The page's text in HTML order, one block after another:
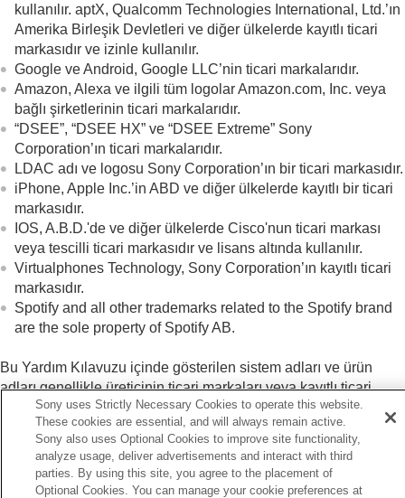
kullanılır. aptX, Qualcomm Technologies International, Ltd.’ın
Amerika Birleşik Devletleri ve diğer ülkelerde kayıtlı ticari
markasıdır ve izinle kullanılır.
Google veAndroid, Google LLC’nin ticari markalarıdır.
Amazon, Alexa ve ilgili tüm logolarAmazon.com, Inc. veya
bağlı şirketlerinin ticari markalarıdır.
“DSEE”, “DSEE HX” ve “DSEE Extreme” Sony
Corporation’ın ticari markalarıdır.
LDAC adı ve logosu Sony Corporation’ın bir ticari markasıdır.
iPhone, Apple Inc.’in ABD ve diğer ülkelerde kayıtlı bir ticari
markasıdır.
IOS, A.B.D.'de ve diğer ülkelerde Cisco'nun ticari markası
veya tescilli ticari markasıdır ve lisans altında kullanılır.
Virtualphones Technology, Sony Corporation’ın kayıtlı ticari
markasıdır.
Spotify and all other trademarks related to the Spotify brand
are the sole property of Spotify AB.
Bu Yardım Kılavuzu içinde gösterilen sistem adları ve ürün
adları genellikle üreticinin ticari markaları veya kayıtlı ticari
markalarıdır. ® ve ™ işaretleri bu Yardım Kılavuzu içinde
atılmıştır.
Sony uses Strictly Necessary Cookies to operate this website.
These cookies are essential, and will always remain active.
Sony also uses Optional Cookies to improve site functionality,
analyze usage, deliver advertisements and interact with third
parties. By using this site, you agree to the placement of
Optional Cookies. You can manage your cookie preferences at